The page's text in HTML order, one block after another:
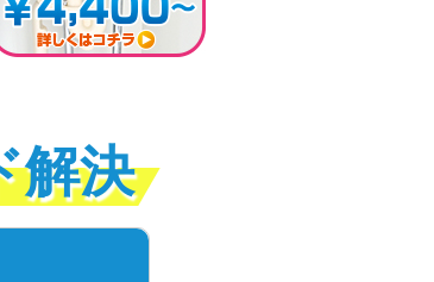
解決